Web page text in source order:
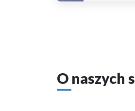
O naszych